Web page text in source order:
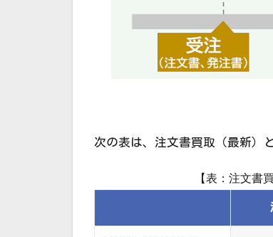
次の表は、注文書買取（最新）
【表：注文書